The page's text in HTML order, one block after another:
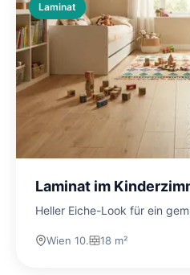
Laminat
Laminat im
Heller Eiche-Look für ein
Wien 10. 18 m²